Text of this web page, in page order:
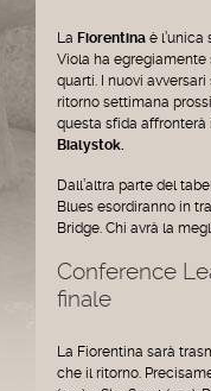
La Fiorentina è l’unica
Viola ha egregiamente
quarti. I nuovi
ritorno settimana
questa sfida affronterà
Bialystok.
Dall’altra parte del
Blues esordiranno in
Bridge. Chi avrà la
Conference
finale
La Fiorentina sarà
che il ritorno.